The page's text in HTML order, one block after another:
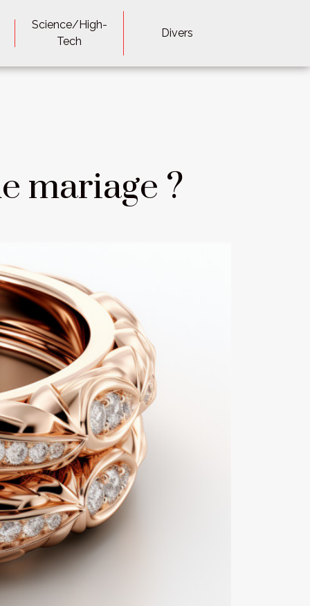
Science/High-
Tech
Divers
mariage ?